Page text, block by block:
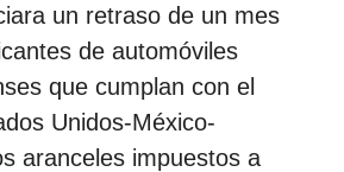
un retraso de un mes
de automóviles
que cumplan con el
Unidos-México-
aranceles impuestos a